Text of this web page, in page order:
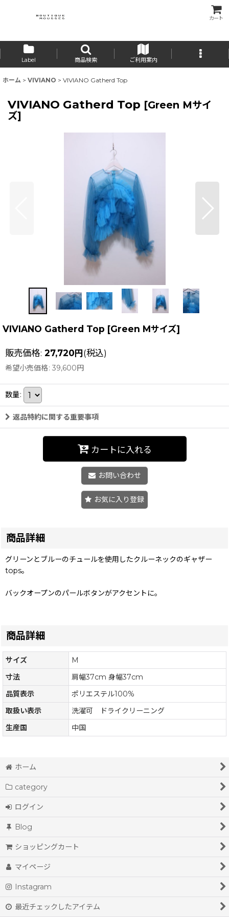
カート
Label 商品検索 ご利用案内
ホーム > VIVIANO > VIVIANO Gatherd Top
VIVIANO Gatherd Top [Green Mサイ
ズ]
VIVIANO Gatherd Top [Green Mサイズ]
販売価格: 27,720円(税込)
希望小売価格: 39,600円
数量:
返品特約に関する重要事項
カートに入れる
お問い合わせ
お気に入り登録
商品詳細
グリーンとブルーのチュールを使用したクルーネックのギャザー
tops。
バックオープンのパールボタンがアクセントに。
商品詳細
サイズ
M
寸法
肩幅37cm 身幅37cm
品質表示
ポリエステル100%
取扱い表示
洗濯可 ドライクリーニング
生産国
中国
ホーム
category
ログイン
Blog
ショッピングカート
マイページ
Instagram
最近チェックしたアイテム